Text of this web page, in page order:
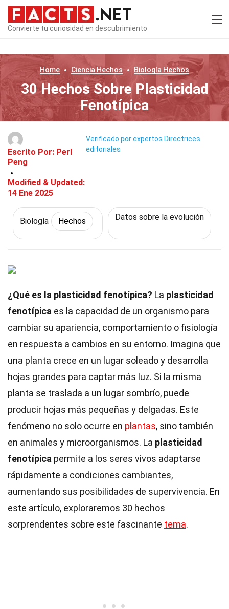
Convierte tu curiosidad en descubrimiento
Home Ciencia Hechos Biología Hechos
30 Hechos Sobre Plasticidad
Fenotípica
Escrito Por: Perl
Peng
Modified & Updated:
14 Ene 2025
Verificado por expertos Directrices
editoriales
Biología Hechos Datos sobre la evolución
¿Qué es la plasticidad fenotípica? La plasticidad
fenotípica es la capacidad de un organismo para
cambiar su apariencia, comportamiento o fisiología
en respuesta a cambios en su entorno. Imagina que
una planta crece en un lugar soleado y desarrolla
hojas grandes para captar más luz. Si la misma
planta se traslada a un lugar sombrío, puede
producir hojas más pequeñas y delgadas. Este
fenómeno no solo ocurre en plantas, sino también
en animales y microorganismos. La plasticidad
fenotípica permite a los seres vivos adaptarse
rápidamente a condiciones cambiantes,
aumentando sus posibilidades de supervivencia. En
este artículo, exploraremos 30 hechos
sorprendentes sobre este fascinante tema.